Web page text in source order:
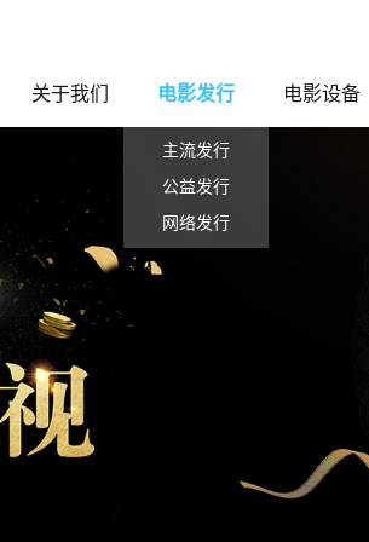
关于我们 电影发行
主流发行
公益发行
网络发行
电影设备